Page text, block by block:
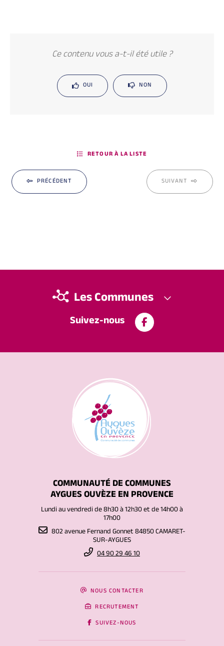
Ce contenu vous a-t-il été utile ?
OUI NON
PRÉCÉDENT
RETOUR À LA LISTE
SUIVANT
Suivez-nous
Les Communes
COMMUNAUTÉ DE COMMUNES
AYGUES OUVÈZE EN PROVENCE
Lundi au vendredi de 8h30 à 12h30 et de 14h00 à
17h00
802 avenue Fernand Gonnet 84850 CAMARET-
SUR-AYGUES
04 90 29 46 10
NOUS CONTACTER
RECRUTEMENT
SUIVEZ-NOUS